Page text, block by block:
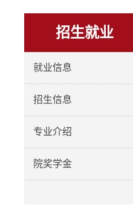
招生就业
就业信息
招生信息
专业介绍
院奖学金